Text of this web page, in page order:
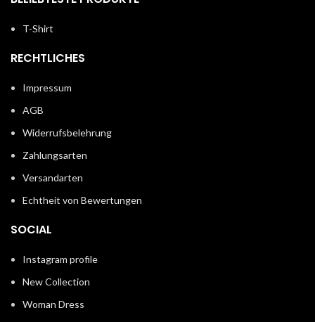
T-Shirt
RECHTLICHES
Impressum
AGB
Widerrufsbelehrung
Zahlungsarten
Versandarten
Echtheit von Bewertungen
SOCIAL
Instagram profile
New Collection
Woman Dress